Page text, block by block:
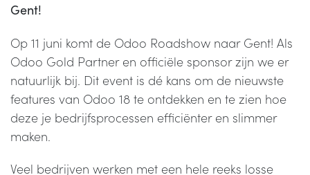
Gent!
Op 11 juni komt de Odoo Roadshow naar Gent! Als
Odoo Gold Partner en officiële sponsor zijn we er
natuurlijk bij. Dit event is dé kans om de nieuwste
features van Odoo 18 te ontdekken en te zien hoe
deze je bedrijfsprocessen efficiënter en slimmer
maken.
Veel bedrijven werken met een hele reeks losse